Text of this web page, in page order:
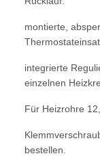
montierte,
integrierte
einzelnen
Für Heizrohre
bestellen.